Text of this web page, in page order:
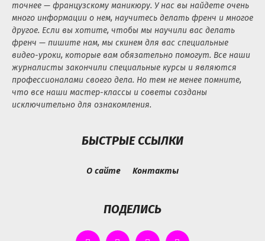
точнее — французскому маникюру. У нас вы найдете очень
много информации о нем, научитесь делать френч и многое
другое. Если вы хотите, чтобы мы научили вас делать
френч — пишите нам, мы скинем для вас специальные
видео-уроки, которые вам обязательно помогут. Все наши
журналисты закончили специальные курсы и являются
профессионалами своего дела. Но тем не менее помните,
что все наши мастер-классы и советы созданы
исключительно для ознакомления.
БЫСТРЫЕ ССЫЛКИ
О сайте Контакты
ПОДЕЛИСЬ